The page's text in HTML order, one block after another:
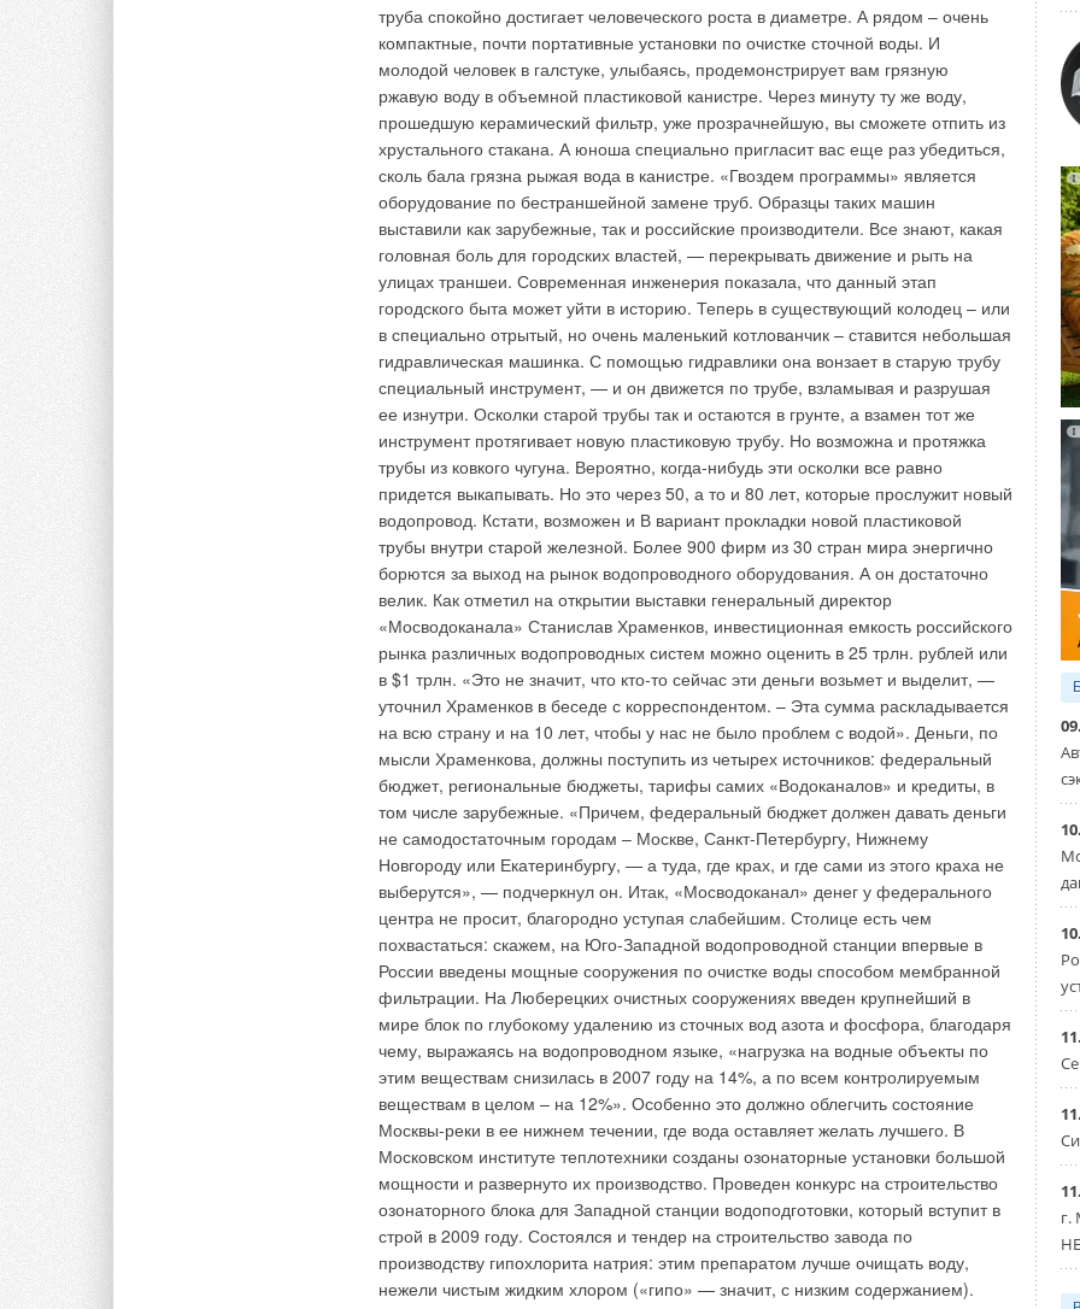
труба спокойно достигает человеческого роста в диаметре. А рядом – очень
компактные, почти портативные установки по очистке сточной воды. И
молодой человек в галстуке, улыбаясь, продемонстрирует вам грязную
ржавую воду в объемной пластиковой канистре. Через минуту ту же воду,
прошедшую керамический фильтр, уже прозрачнейшую, вы сможете отпить из
хрустального стакана. А юноша специально пригласит вас еще раз убедиться,
сколь бала грязна рыжая вода в канистре. «Гвоздем программы» является
оборудование по бестраншейной замене труб. Образцы таких машин
выставили как зарубежные, так и российские производители. Все знают, какая
головная боль для городских властей, — перекрывать движение и рыть на
улицах траншеи. Современная инженерия показала, что данный этап
городского быта может уйти в историю. Теперь в существующий колодец – или
в специально отрытый, но очень маленький котлованчик – ставится небольшая
гидравлическая машинка. С помощью гидравлики она вонзает в старую трубу
специальный инструмент, — и он движется по трубе, взламывая и разрушая
ее изнутри. Осколки старой трубы так и остаются в грунте, а взамен тот же
инструмент протягивает новую пластиковую трубу. Но возможна и протяжка
трубы из ковкого чугуна. Вероятно, когда-нибудь эти осколки все равно
придется выкапывать. Но это через 50, а то и 80 лет, которые прослужит новый
водопровод. Кстати, возможен и В вариант прокладки новой пластиковой
трубы внутри старой железной. Более 900 фирм из 30 стран мира энергично
борются за выход на рынок водопроводного оборудования. А он достаточно
велик. Как отметил на открытии выставки генеральный директор
«Мосводоканала» Станислав Храменков, инвестиционная емкость российского
рынка различных водопроводных систем можно оценить в 25 трлн. рублей или
в $1 трлн. «Это не значит, что кто-то сейчас эти деньги возьмет и выделит, —
уточнил Храменков в беседе с корреспондентом. – Эта сумма раскладывается
на всю страну и на 10 лет, чтобы у нас не было проблем с водой». Деньги, по
мысли Храменкова, должны поступить из четырех источников: федеральный
бюджет, региональные бюджеты, тарифы самих «Водоканалов» и кредиты, в
том числе зарубежные. «Причем, федеральный бюджет должен давать деньги
не самодостаточным городам – Москве, Санкт-Петербургу, Нижнему
Новгороду или Екатеринбургу, — а туда, где крах, и где сами из этого краха не
выберутся», — подчеркнул он. Итак, «Мосводоканал» денег у федерального
центра не просит, благородно уступая слабейшим. Столице есть чем
похвастаться: скажем, на Юго-Западной водопроводной станции впервые в
России введены мощные сооружения по очистке воды способом мембранной
фильтрации. На Люберецких очистных сооружениях введен крупнейший в
мире блок по глубокому удалению из сточных вод азота и фосфора, благодаря
чему, выражаясь на водопроводном языке, «нагрузка на водные объекты по
этим веществам снизилась в 2007 году на 14%, а по всем контролируемым
веществам в целом – на 12%». Особенно это должно облегчить состояние
Москвы-реки в ее нижнем течении, где вода оставляет желать лучшего. В
Московском институте теплотехники созданы озонаторные установки большой
мощности и развернуто их производство. Проведен конкурс на строительство
озонаторного блока для Западной станции водоподготовки, который вступит в
строй в 2009 году. Состоялся и тендер на строительство завода по
производству гипохлорита натрия: этим препаратом лучше очищать воду,
нежели чистым жидким хлором («гипо» — значит, с низким содержанием).
г.
Уведомления отключены
В этой теме еще нет комментариев
Добавить комментарий
Ваш E-mail *
«Мосводоканала».
В этой теме еще нет комментариев
Добавить комментарий
Ваш E-mail *